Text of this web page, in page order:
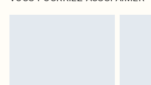
Jusqu'à 2-3 jours ouvrables
Veuillez noter que nous ne pouvons pas